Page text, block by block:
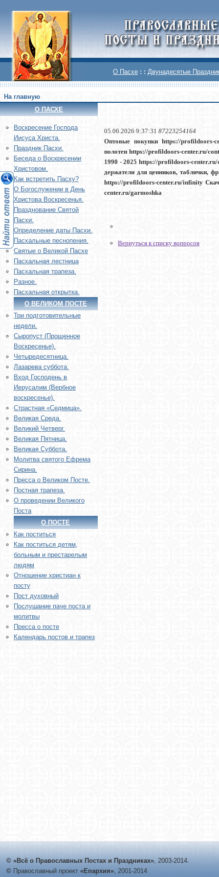
О Пасхе : : Двунадесятые
На главную
О ПАСХЕ
Воскреcение Господа
Иисуса Христа.
Праздник Пасхи.
Беседа о Воскресении
Христовом.
Как встретить Пасху?
О Богослужении в День
Христова Воскресенья.
Празднование Святой
Пасхи.
Определение даты Пасхи.
Пасхальные песнопения.
Святые о Великой Пасхе
Пасхальная лестница
Пасхальная трапеза.
Разное.
Пасхальная открытка.
О ВЕЛИКОМ ПОСТЕ
Три подготовительные
недели.
Сыропуст (Прощенное
Воскресенье).
Четыредесятница.
Лазарева суббота.
Вход Господень в
Иерусалим (Вербное
воскресенье).
Страстная «Седмица».
Великая Среда.
Великий Четверг.
Великая Пятница.
Великая Суббота.
Молитва святого Ефрема
Сирина.
Пресса о Великом Посте.
Постная трапеза.
О проведении Великого
Поста
О ПОСТЕ
Как поститься
Как поститься детям,
больным и престарелым
людям
Отношение христиан к
посту
Пост духовный
Послушание паче поста и
молитвы
Пресса о посте
Календарь постов и трапез
05.06.2026 9:37:31 87223254164
Оптовые покупки https://profildoors-
полотен https://profildoors-center.ru/
1990 - 2025 https://profildoors-
держатели для ценников, таблички,
https://profildoors-center.ru/infinity
center.ru/garmoshka
Вернуться к списку вопросов
© «Всё о Православных Постах и Праздниках», 2003-2014.
© Православный проект «Епархия», 2001-2014